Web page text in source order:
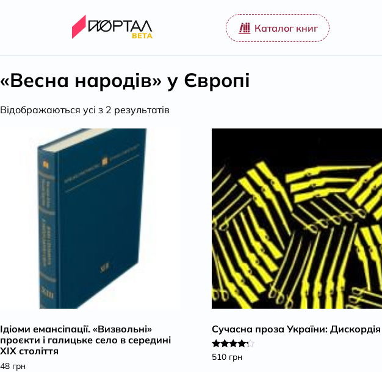
Каталог книг
«Весна народів» у Європі
Відображаються усі з 2 результатівВідсортовано
популярністю
Ідіоми емансіпації. «Визвольні»
проєкти і галицьке село в середині
ХІХ століття
48 грн
Сучасна проза України: Дискордія
Оцінено
в
510 грн